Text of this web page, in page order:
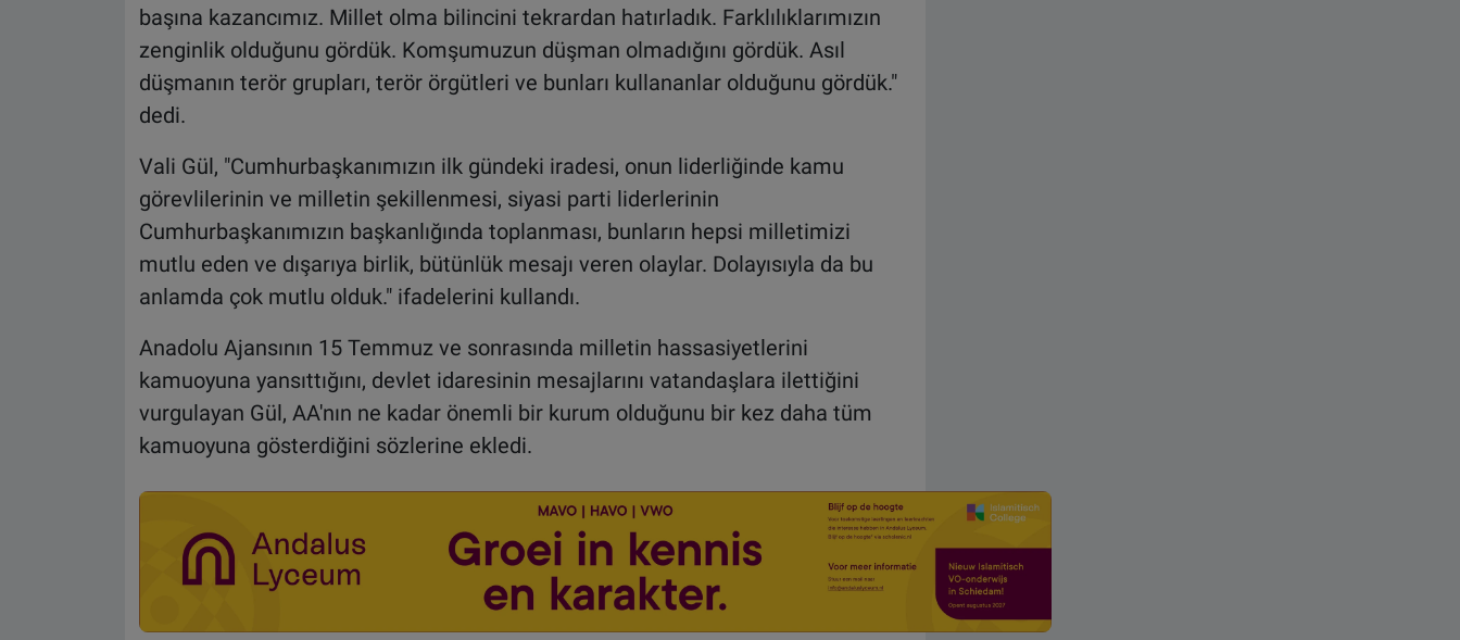
başına kazancımız. Millet olma bilincini tekrardan hatırladık. Farklılıklarımızın
zenginlik olduğunu gördük. Komşumuzun düşman olmadığını gördük. Asıl
düşmanın terör grupları, terör örgütleri ve bunları kullananlar olduğunu gördük."
dedi.
Vali Gül, "Cumhurbaşkanımızın ilk gündeki iradesi, onun liderliğinde kamu
görevlilerinin ve milletin şekillenmesi, siyasi parti liderlerinin
Cumhurbaşkanımızın başkanlığında toplanması, bunların hepsi milletimizi
mutlu eden ve dışarıya birlik, bütünlük mesajı veren olaylar. Dolayısıyla da bu
anlamda çok mutlu olduk." ifadelerini kullandı.
Anadolu Ajansının 15 Temmuz ve sonrasında milletin hassasiyetlerini
kamuoyuna yansıttığını, devlet idaresinin mesajlarını vatandaşlara ilettiğini
vurgulayan Gül, AA'nın ne kadar önemli bir kurum olduğunu bir kez daha tüm
kamuoyuna gösterdiğini sözlerine ekledi.